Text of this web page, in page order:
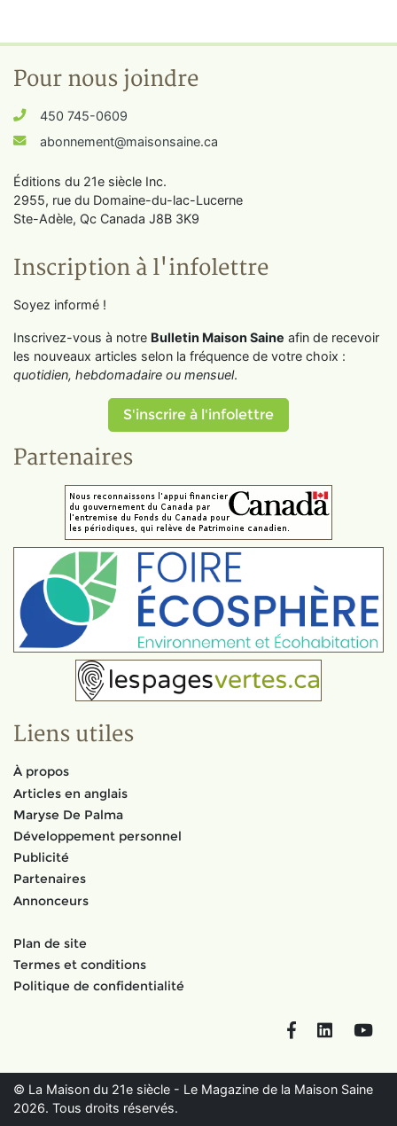
Pour nous joindre
450 745-0609
abonnement@maisonsaine.ca
Éditions du 21e siècle Inc.
2955, rue du Domaine-du-lac-Lucerne
Ste-Adèle, Qc Canada J8B 3K9
Inscription à l'infolettre
Soyez informé !
Inscrivez-vous à notre Bulletin Maison Saine afin de recevoir
les nouveaux articles selon la fréquence de votre choix :
quotidien, hebdomadaire ou mensuel.
S'inscrire à l'infolettre
Partenaires
Liens utiles
À propos
Articles en anglais
Maryse De Palma
Développement personnel
Publicité
Partenaires
Annonceurs
Plan de site
Termes et conditions
Politique de confidentialité
FacebookLinkedIn
© La Maison du 21e siècle - Le Magazine de la Maison Saine
2026. Tous droits réservés.